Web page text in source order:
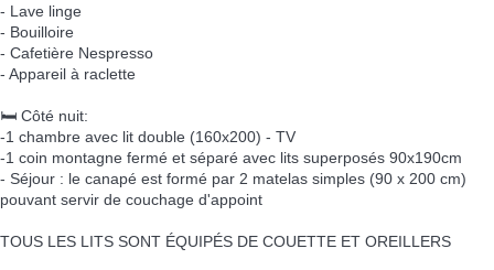
- Lave linge
- Bouilloire
- Cafetière Nespresso
- Appareil à raclette
🛏️ Côté nuit:
-1 chambre avec lit double (160x200) - TV
-1 coin montagne fermé et séparé avec lits superposés 90x190cm
- Séjour : le canapé est formé par 2 matelas simples (90 x 200 cm)
pouvant servir de couchage d'appoint
TOUS LES LITS SONT ÉQUIPÉS DE COUETTE ET OREILLERS